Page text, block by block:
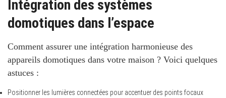
Intégration des systèmes
domotiques dans l’espace
Comment assurer une intégration harmonieuse des
appareils domotiques dans votre maison ? Voici quelques
astuces :
Positionner les lumières connectées pour accentuer des points focaux